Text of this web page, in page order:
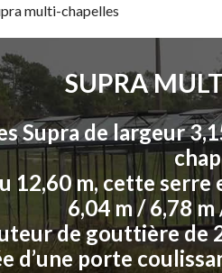
multi-chapelles
SUPRA
Supra de largeur
12,60 m, cette
6,04 m / 6,78 m
de gouttière de
d’une porte